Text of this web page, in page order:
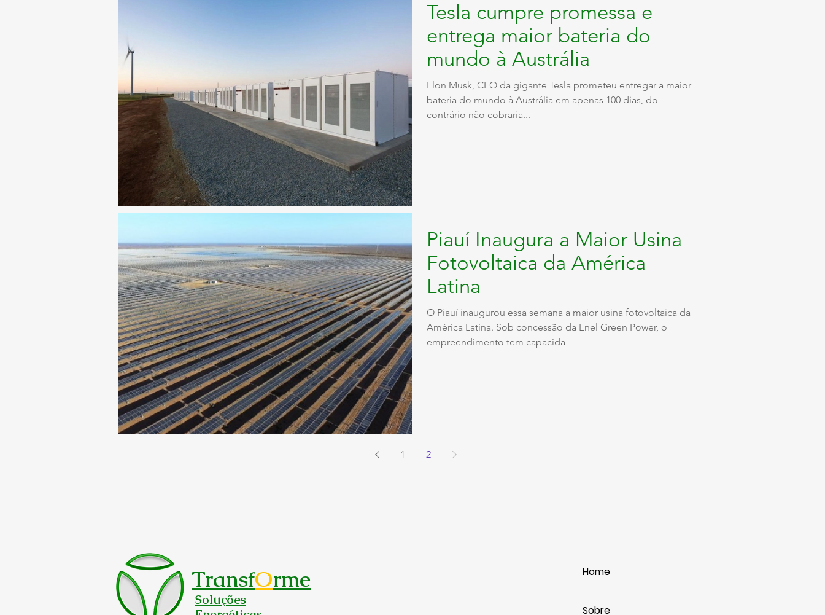
Tesla cumpre promessa e
entrega maior bateria do
mundo à Austrália
Elon Musk, CEO da gigante Tesla prometeu entregar a maior
bateria do mundo à Austrália em apenas 100 dias, do
contrário não cobraria...
Piauí Inaugura a Maior Usina
Fotovoltaica da América
Latina
O Piauí inaugurou essa semana a maior usina fotovoltaica da
América Latina. Sob concessão da Enel Green Power, o
empreendimento tem capacida
1 2
TransfOrme
Soluções
Home
Sobre